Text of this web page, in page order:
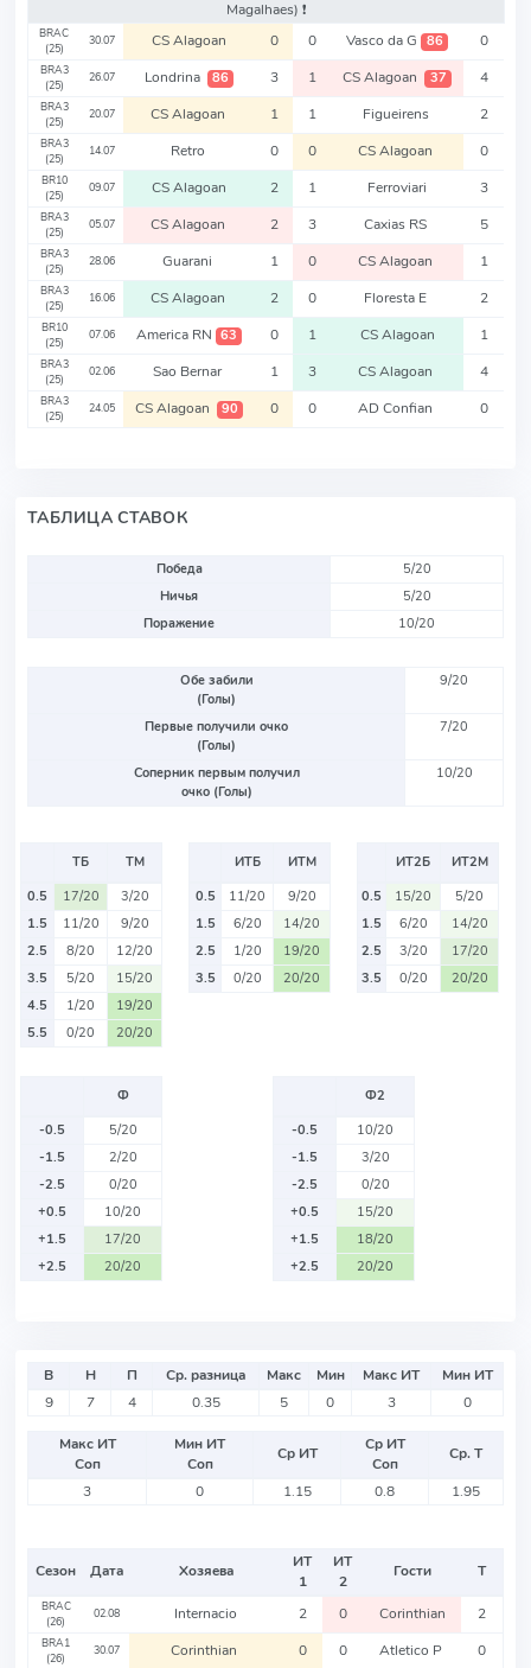
Magalhaes) ❗️
BRAC
(25)
30.07 CS Alagoan 0 0 Vasco da G 86 0
BRA3
(25)
26.07 Londrina 86 3 1 CS Alagoan 37 4
BRA3
(25)
20.07 CS Alagoan 1 1 Figueirens 2
BRA3
(25)
14.07 Retro 0 0 CS Alagoan 0
BR10
(25)
09.07 CS Alagoan 2 1 Ferroviari 3
BRA3
(25)
05.07 CS Alagoan 2 3 Caxias RS 5
BRA3
(25)
28.06 Guarani 1 0 CS Alagoan 1
BRA3
(25)
16.06 CS Alagoan 2 0 Floresta E 2
BR10
(25)
07.06 America RN 63 0 1 CS Alagoan 1
BRA3
(25)
02.06 Sao Bernar 1 3 CS Alagoan 4
BRA3
(25)
24.05 CS Alagoan 90 0 0 AD Confian 0
ТАБЛИЦА СТАВОК
Победа
5/20
Ничья
5/20
Поражение
10/20
Обе забили
(Голы)
9/20
Первые получили очко
(Голы)
7/20
Соперник первым получил
очко (Голы)
10/20
ТБ
ТМ
0.5
17/20
3/20
1.5
11/20
9/20
2.5
8/20
12/20
3.5
5/20
15/20
4.5
1/20
19/20
5.5
0/20 20/20
ИТБ
ИТМ
0.5
11/20
9/20
1.5
6/20
14/20
2.5
1/20
19/20
3.5
0/20 20/20
ИТ2Б
ИТ2М
0.5
15/20
5/20
1.5
6/20
14/20
2.5
3/20
17/20
3.5
0/20 20/20
Ф
-0.5
5/20
-1.5
2/20
-2.5
0/20
+0.5
10/20
+1.5
17/20
+2.5
20/20
Ф2
-0.5
10/20
-1.5
3/20
-2.5
0/20
+0.5
15/20
+1.5
18/20
+2.5
20/20
В Н П Ср. разница Макс Мин Макс ИТ
Мин ИТ
9
7 4 0.35 5 0 3 0
Макс ИТ
Соп
Мин ИТ
Соп
Ср ИТ
Ср ИТ
Соп
Ср. Т
3
0 1.15 0.8 1.95
Сезон Дата Хозяева
ИТ
1
ИТ
2
Гости Т
BRAC
(26)
02.08 Internacio 2 0 Corinthian 2
BRA1
(26)
30.07 Corinthian 0 0 Atletico P 0